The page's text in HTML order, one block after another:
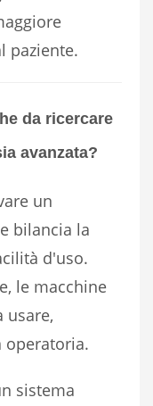
paziente.
da ricercare
avanzata?
un
bilancia la
d'uso.
le macchine
usare,
operatoria.
sistema